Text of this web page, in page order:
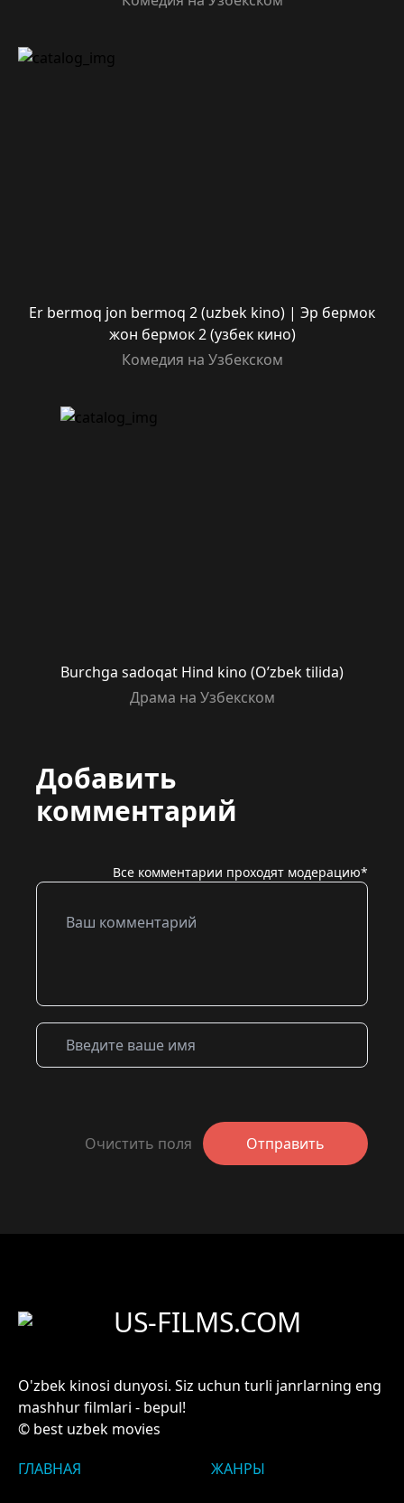
Er bermoq jon bermoq 2 (uzbek kino) | Эр бермок
жон бермок 2 (узбек кино)
Комедия на Узбекском
Burchga sadoqat Hind kino (O’zbek tilida)
Драма на Узбекском
Добавить
комментарий
Все комментарии проходят модерацию*
Очистить поля Отправить
US-FILMS.COM
O'zbek kinosi dunyosi. Siz uchun turli janrlarning eng
mashhur filmlari - bepul!
© best uzbek movies
ГЛАВНАЯ
ЖАНРЫ